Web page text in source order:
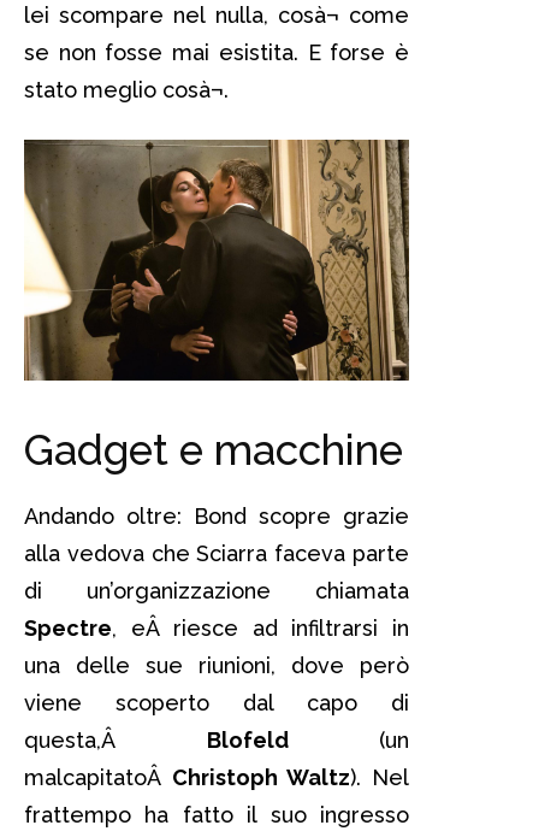
lei scompare nel nulla, cosà¬ come
se non fosse mai esistita. E forse è
stato meglio cosà¬.
Gadget e macchine
Andando oltre: Bond scopre grazie
alla vedova che Sciarra faceva parte
di un’organizzazione chiamata
Spectre, eÂ riesce ad infiltrarsi in
una delle sue riunioni, dove però
viene scoperto dal capo di
questa,Â Blofeld(un
malcapitatoÂ Christoph Waltz). Nel
frattempo ha fatto il suo ingresso